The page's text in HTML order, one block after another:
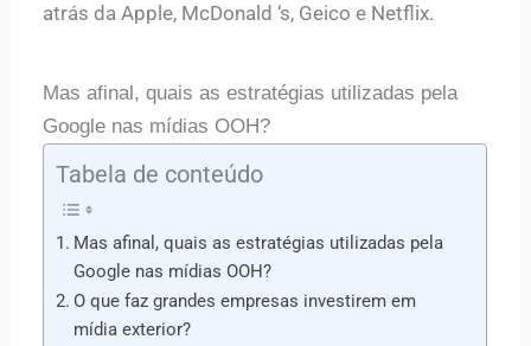
atrás da Apple, McDonald ‘s, Geico e Netflix.
Mas afinal, quais as estratégias utilizadas pela
Google nas mídias OOH?
Tabela de conteúdo
Mas afinal, quais as estratégias utilizadas pela
Google nas mídias OOH?
O que faz grandes empresas investirem em
mídia exterior?